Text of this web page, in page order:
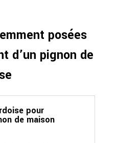
posées
d’un pignon de
pour
de maison